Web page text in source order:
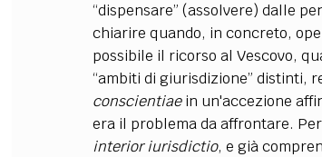
“dispensare” (assolvere) dalle
chiarire quando, in concreto,
possibile il ricorso al Vescovo,
“ambiti di giurisdizione” distinti,
conscientiaein un'accezione
era il problema da affrontare.
interior iurisdictio, e già